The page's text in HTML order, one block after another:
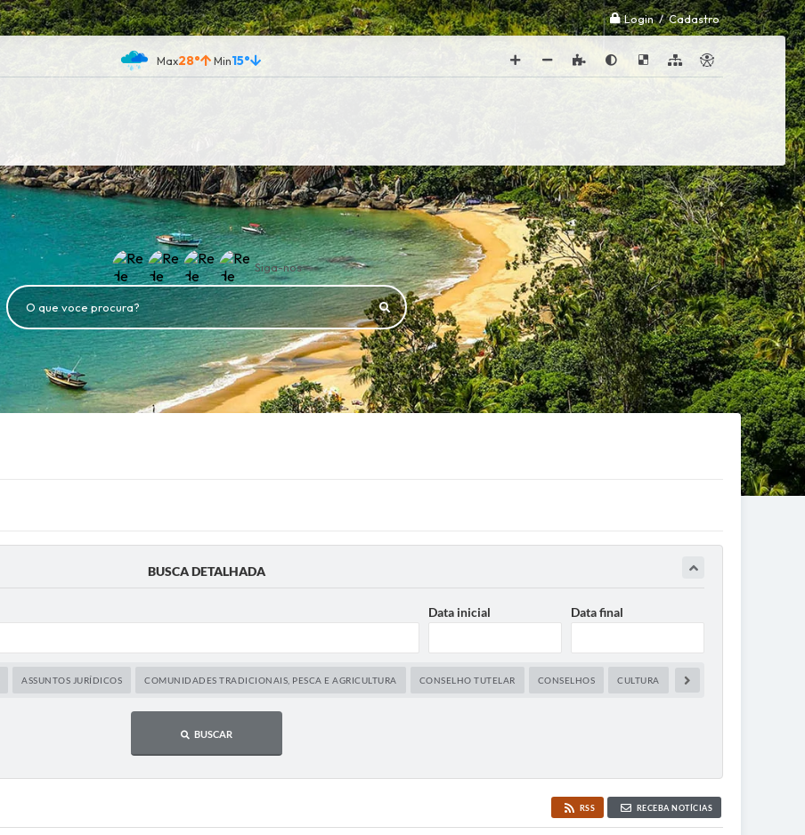
Login / Cadastro
28° 15°
Siga-nos
O que voce procura?
BUSCA DETALHADA
Data inicial Data final
ASSUNTOS JURÍDICOS COMUNIDADES TRADICIONAIS, PESCA E AGRICULTURA CONSELHO TUTELAR CONSELHOS CULTURA DEFESA CIVIL
BUSCAR
RSS RECEBA NOTÍCIAS